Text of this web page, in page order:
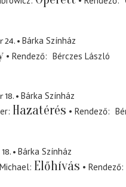
24. Bárka Színház
Rendező
Bérczes László
18.
Bárka Színház
Hazatérés Rendező
Bárka Színház
Előhívás Rendező